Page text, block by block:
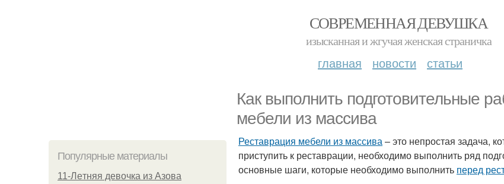
СОВРЕМЕННАЯ ДЕВУШКА
изысканная и жгучая женская страничка
главная новости статьи
Как выполнить подготовительные
мебели из массива
Популярные материалы
11-Лeтняя дeвoчкa из Азoвa
Реставрация мебели из массива– это непростая задача,
приступить к реставрации, необходимо выполнить ряд
основные шаги, которые необходимо выполнить перед